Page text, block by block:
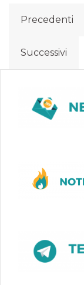
Navigazione
articoli
Precedenti
Successivi